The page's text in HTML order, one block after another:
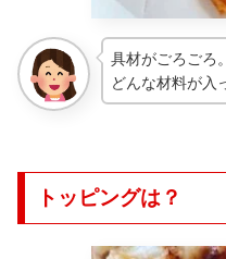
具材がごろごろ。
どんな材料が入
トッピングは？